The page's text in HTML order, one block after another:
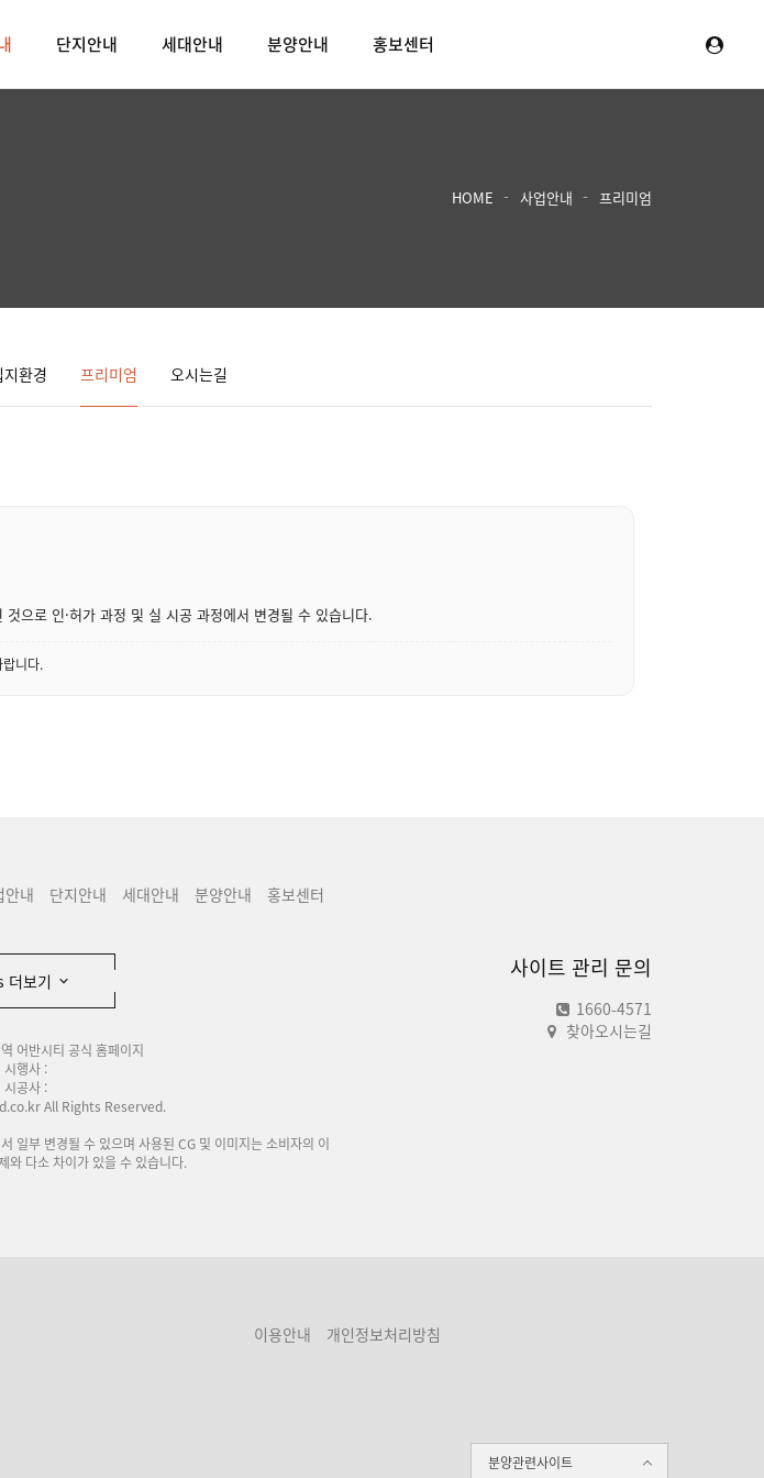
단지안내 세대안내 분양안내 홍보센터
HOME 사업안내 프리미엄
지환경 프리미엄 오시는길
으로 인·허가 과정 및 실 시공 과정에서 변경될 수 있습니다.
니다.
안내 단지안내 세대안내 분양안내 홍보센터
사이트 관리 문의
1660-4571
찾아오시는길
더보기
어반시티 공식 홈페이지
시행사 :
시공사 :
All Rights Reserved.
일부 변경될 수 있으며 사용된 CG 및 이미지는 소비자의 이
와 다소 차이가 있을 수 있습니다.
이용안내 개인정보처리방침
분양관련사이트